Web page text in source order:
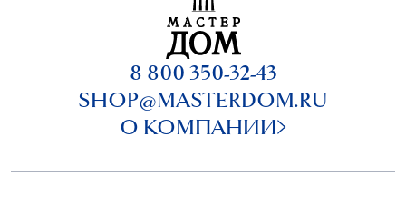
8 800 350-32-43
SHOP@MASTERDOM.RU
О КОМПАНИИ